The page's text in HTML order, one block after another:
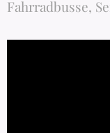
Fahrradbusse,